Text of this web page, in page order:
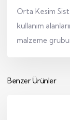
Orta Kesim
kullanım
malzeme
Benzer Ürünler